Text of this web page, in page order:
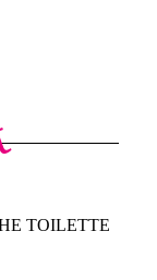
TOILETTE